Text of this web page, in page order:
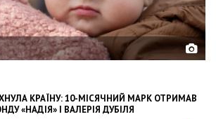
КРАЇНУ: 10-МІСЯЧНИЙ МАРК ОТРИМАВ
«НАДІЯ» І ВАЛЕРІЯ ДУБІЛЯ